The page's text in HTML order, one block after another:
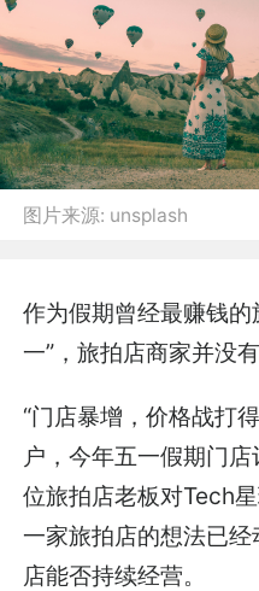
图片来源: unsplash
作为假期曾经最赚钱
一”，旅拍店商家并没
“门店暴增，价格战打
户，今年五一假期门
位旅拍店老板对Tech
一家旅拍店的想法已
店能否持续经营。